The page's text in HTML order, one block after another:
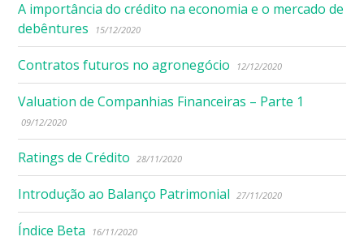
A importância do crédito na economia e o mercado de
debêntures
15/12/2020
Contratos futuros no agronegócio 12/12/2020
Valuation de Companhias Financeiras – Parte 1
09/12/2020
Ratings de Crédito 28/11/2020
Introdução ao Balanço Patrimonial 27/11/2020
Índice Beta 16/11/2020